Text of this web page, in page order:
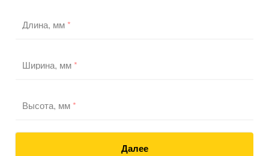
Длина, мм*
Ширина, мм*
Высота, мм*
Далее